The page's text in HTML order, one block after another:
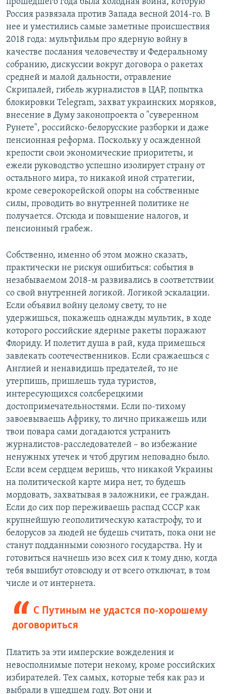
прошедшего года была холодная война, которую
Россия развязала против Запада весной 2014-го. В
нее и уместились самые заметные происшествия
2018 года: мультфильм про ядерную войну в
качестве послания человечеству и Федеральному
собранию, дискуссии вокруг договора о ракетах
средней и малой дальности, отравление
Скрипалей, гибель журналистов в ЦАР, попытка
блокировки Telegram, захват украинских моряков,
внесение в Думу законопроекта о "суверенном
Рунете", российско-белорусские разборки и даже
пенсионная реформа. Поскольку у осажденной
крепости свои экономические приоритеты, и
ежели руководство успешно изолирует страну от
остального мира, то никакой иной стратегии,
кроме северокорейской опоры на собственные
силы, проводить во внутренней политике не
получается. Отсюда и повышение налогов, и
пенсионный грабеж.
Собственно, именно об этом можно сказать,
практически не рискуя ошибиться: события в
незабываемом 2018-м развивались в соответствии
со свой внутренней логикой. Логикой эскалации.
Если объявил войну целому свету, то не
удержишься, покажешь однажды мультик, в ходе
которого российские ядерные ракеты поражают
Флориду. И полетит душа в рай, куда примешься
завлекать соотечественников. Если сражаешься с
Англией и ненавидишь предателей, то не
утерпишь, пришлешь туда туристов,
интересующихся солсберецкими
достопримечательностями. Если по-тихому
завоевываешь Африку, то лично прикажешь или
твои повара сами догадаются устранить
журналистов-расследователей – во избежание
ненужных утечек и чтоб другим неповадно было.
Если всем сердцем веришь, что никакой Украины
на политической карте мира нет, то будешь
мордовать, захватывая в заложники, ее граждан.
Если до сих пор переживаешь распад СССР как
крупнейшую геополитическую катастрофу, то и
белорусов за людей не будешь считать, пока они не
станут подданными союзного государства. Ну и
готовиться начнешь изо всех сил к тому дню, когда
тебя вышибут отовсюду и от всего отключат, в том
числе и от интернета.
С Путиным не удастся по-хорошему
договориться
Платить за эти имперские вожделения и
невосполнимые потери некому, кроме российских
избирателей. Тех самых, которые тебя как раз и
выбрали в ушедшем году. Вот они и